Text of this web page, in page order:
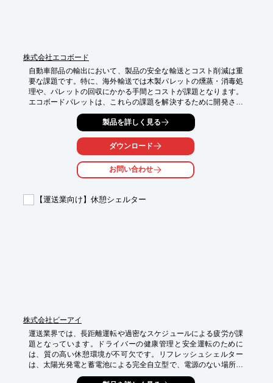
株式会社エコボード
自動車部品の輸出において、製品の安全な輸送とコスト削減は重
要な課題です。特に、海外輸送では木製パレットの燻蒸・消毒処
理や、パレットの回収にかかる手間とコストが課題となります。
エコボードパレットは、これらの課題を解決するために開発され
【活用シーン】
・自動車部品の輸出
・海上コンテナ輸送
・ワンウェイ出荷
・パレット回収コスト削減
製品を詳しく見る
ダウンロード
お問い合わせ
【運送業向け】休憩シェルター
株式会社ビーアイ
運送業界では、長距離運転や過密なスケジュールによる疲労が課
題となっています。ドライバーの健康管理と安全運転のために
は、質の高い休憩環境が不可欠です。リフレッシュシェルター
は、太陽光発電と蓄電池による完全自立型で、電源のない場所で
も快適な仮眠スペースを提供します。Wi-Fi環境も整っており、休